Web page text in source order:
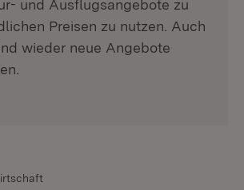
und Ausflugsangebote zu
Preisen zu nutzen. Auch
wieder neue Angebote